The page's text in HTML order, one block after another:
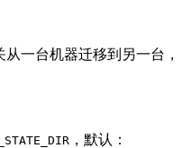
从一台机器迁移到另一台，
，默认：